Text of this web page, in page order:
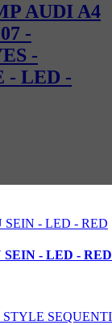
AUDI A4
-
-
- LED -
- LED - RED